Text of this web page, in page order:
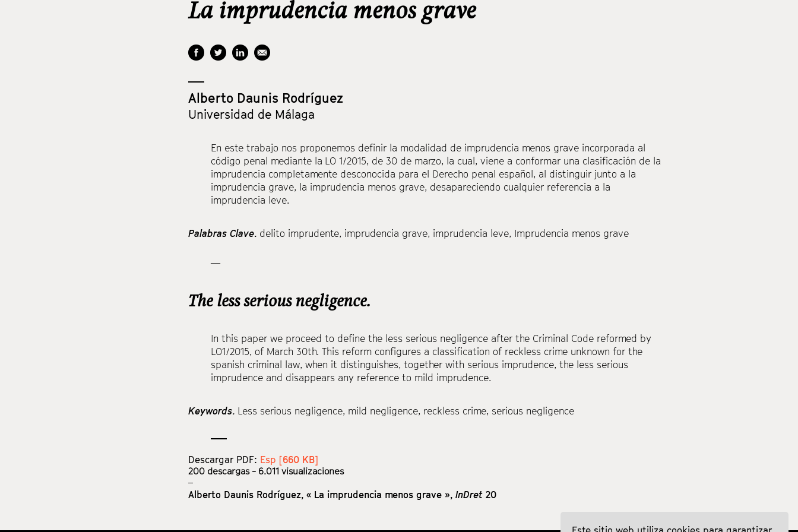
La imprudencia menos grave
Alberto Daunis Rodríguez
Universidad de Málaga
En este trabajo nos proponemos definir la modalidad de imprudencia menos grave incorporada al
código penal mediante la LO 1/2015, de 30 de marzo, la cual, viene a conformar una clasificación de la
imprudencia completamente desconocida para el Derecho penal español, al distinguir junto a la
imprudencia grave, la imprudencia menos grave, desapareciendo cualquier referencia a la
imprudencia leve.
Palabras Clave. delito imprudente, imprudencia grave, imprudencia leve, Imprudencia menos grave
—
The less serious negligence.
In this paper we proceed to define the less serious negligence after the Criminal Code reformed by
LO1/2015, of March 30th. This reform configures a classification of reckless crime unknown for the
spanish criminal law, when it distinguishes, together with serious imprudence, the less serious
imprudence and disappears any reference to mild imprudence.
Keywords. Less serious negligence, mild negligence, reckless crime, serious negligence
Descargar PDF: Esp [660 KB]
200 descargas - 6.011 visualizaciones
Alberto Daunis Rodríguez, « La imprudencia menos grave », InDret 20